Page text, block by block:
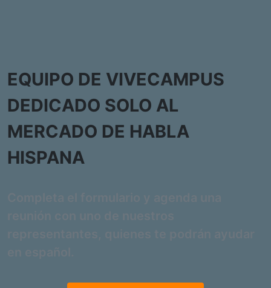
EQUIPO DE VIVECAMPUS
DEDICADO SOLO AL
MERCADO DE HABLA
HISPANA